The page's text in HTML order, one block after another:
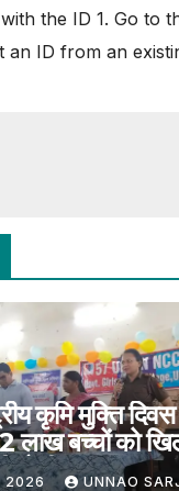
the ID 1. Go to
an ID from an
कृमि मुक्ति
लाख बच्चों को
गोली
2026 UNNAO